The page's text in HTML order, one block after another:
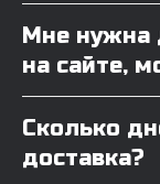
Мне нужна
на сайте,
Сколько
доставка?